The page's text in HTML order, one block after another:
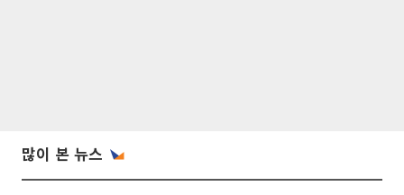
많이 본 뉴스